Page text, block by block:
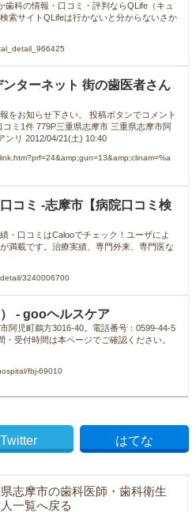
歯科の情報・口コミ・評判ならQLife（キュ
索サイトQLifeは行かないと分からないさか
ターネット 街の歯医者さん
をお知らせ下さい。 投稿ボタンでコメント
ミ1件 779P三重県志摩市 三重県志摩市阿
ンリ 2012/04/21(土) 10:40
コミ -志摩市【病院口コミ検
・口コミはCalooでチェック！ユーザによ
満載です。治療実績、専門外来、専門医な
3240006700
- gooヘルスケア
阿児町鵜方3016-40。電話番号：0599-44-5
受付時間は本ページでご確認ください。
fbj-69010
Twitter はてな
志摩市の歯科医師・歯科衛生
一覧へ戻る